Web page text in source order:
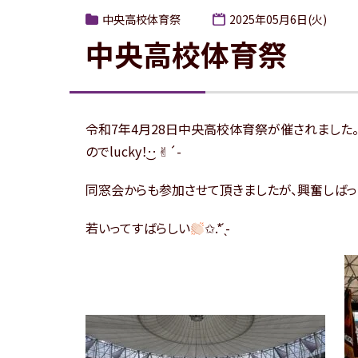
中央高校体育祭 2025年05月6日(火)
中央高校体育祭
令和7年4月28日中央高校体育祭が催されました
のでlucky！·͜·✌︎´-
同窓会からも参加させて頂きましたが、興奮しばっ
若いってすばらしい
✩.* ̖́-